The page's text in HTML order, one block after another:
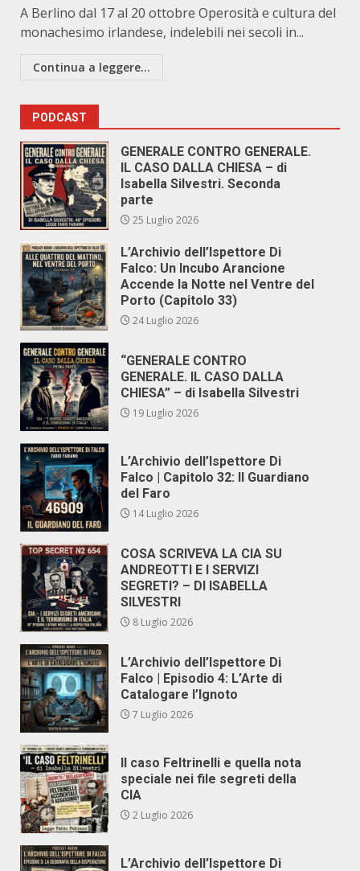
A Berlino dal 17 al 20 ottobre Operosità e cultura del
monachesimo irlandese, indelebili nei secoli in...
Continua a leggere...
PODCAST
GENERALE CONTRO GENERALE.
IL CASO DALLA CHIESA – di
Isabella Silvestri. Seconda
parte
25 Luglio 2026
L’Archivio dell’Ispettore Di
Falco: Un Incubo Arancione
Accende la Notte nel Ventre del
Porto (Capitolo 33)
24 Luglio 2026
“GENERALE CONTRO
GENERALE. IL CASO DALLA
CHIESA” – di Isabella Silvestri
19 Luglio 2026
L’Archivio dell’Ispettore Di
Falco | Capitolo 32: Il Guardiano
del Faro
14 Luglio 2026
COSA SCRIVEVA LA CIA SU
ANDREOTTI E I SERVIZI
SEGRETI? – DI ISABELLA
SILVESTRI
8 Luglio 2026
L’Archivio dell’Ispettore Di
Falco | Episodio 4: L’Arte di
Catalogare l’Ignoto
7 Luglio 2026
Il caso Feltrinelli e quella nota
speciale nei file segreti della
CIA
2 Luglio 2026
L’Archivio dell’Ispettore Di